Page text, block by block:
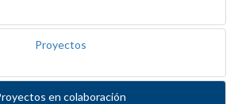
Proyectos
en colaboración